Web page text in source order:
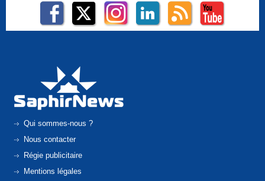
Qui sommes-nous ?
Nous contacter
Régie publicitaire
Mentions légales